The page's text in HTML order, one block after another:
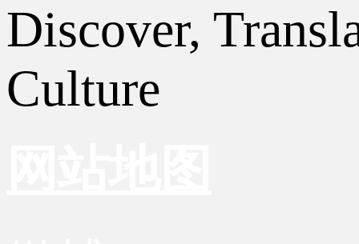
Discover,
Culture